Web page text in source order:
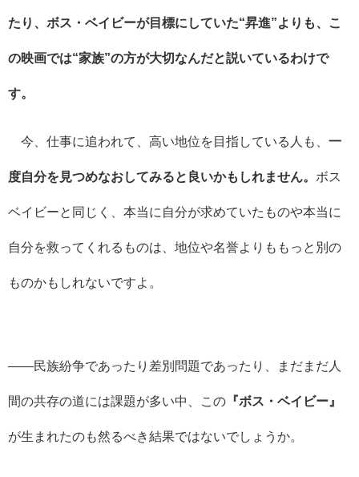
たり、ボス・ベイビーが目標にしていた“昇進”よりも、こ
の映画では“家族”の方が大切なんだと説いているわけで
す。
今、仕事に追われて、高い地位を目指している人も、 一
度自分を見つめなおしてみると良いかもしれません。 ボス
ベイビーと同じく、本当に自分が求めていたものや本当に
自分を救ってくれるものは、地位や名誉よりももっと別の
ものかもしれないですよ。
——民族紛争であったり差別問題であったり、まだまだ人
間の共存の道には課題が多い中、この 『ボス・ベイビー』
が生まれたのも然るべき結果ではないでしょうか。